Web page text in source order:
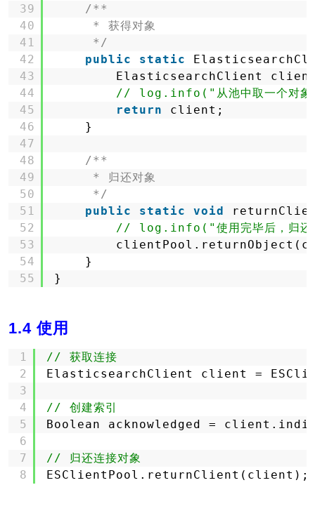
39
40
41
42
43
44
45
46
47
48
49
50
51
52
53
54
55
/**
* 获得对象
*/
public
static
ElasticsearchClient
// log.info("从池中取一个
return
client;
}
/**
* 归还对象
*/
public
static void
// log.info("使用完毕后，归
}
}
1.4 使用
1
2
3
4
5
6
7
8
// 获取连接
ElasticsearchClient client =
// 创建索引
Boolean acknowledged =
// 归还连接对象
ESClientPool.returnClient(client);